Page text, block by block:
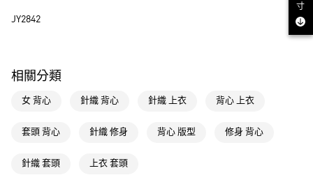
每筆NT$80，滿NT$1,500(含以上)免運費
付款後全家取貨
每筆NT$80，滿NT$1,500(含以上)免運費
JY2842
相關分類
女 背心 針織 背心 針織 上衣 背心 上衣
套頭 背心 針織 修身 背心 版型 修身 背心
針織 套頭 上衣 套頭
寸